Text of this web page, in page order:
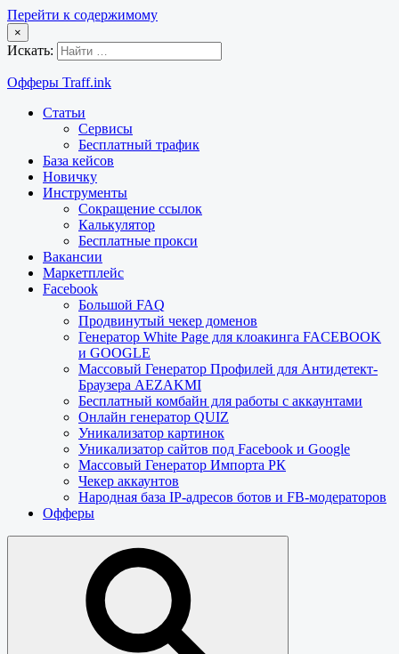
Перейти к содержимому
×
Искать:
Офферы Traff.ink
Статьи
Сервисы
Бесплатный трафик
База кейсов
Новичку
Инструменты
Сокращение ссылок
Калькулятор
Бесплатные прокси
Вакансии
Маркетплейс
Facebook
Большой FAQ
Продвинутый чекер доменов
Генератор White Page для клоакинга FACEBOOK
и GOOGLE
Массовый Генератор Профилей для Антидетект-
Браузера AEZAKMI
Бесплатный комбайн для работы с аккаунтами
Онлайн генератор QUIZ
Уникализатор картинок
Уникализатор сайтов под Facebook и Google
Массовый Генератор Импорта РК
Чекер аккаунтов
Народная база IP-адресов ботов и FB-модераторов
Офферы